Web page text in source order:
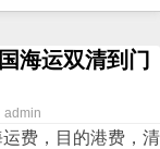
海运双清到门
admin
费，目的港费，清